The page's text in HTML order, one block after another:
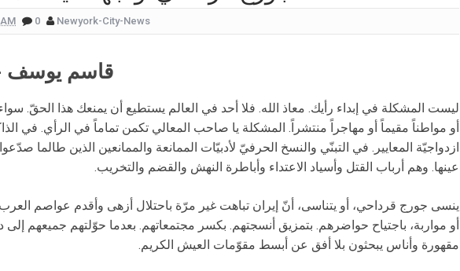
كيف علّقت هيفا وهبي على
قرار مُفاجئ.. إعلامية شهيرة تُعلن إنهاء تعاقدها مع القناة التي تعمل فيها هذا
عُثر على جثتها ملقاة أسفل جسر.. وفاة إحدى متسابقات "أميركا غوت تالنت"
بأجواء مليئة بالحب والرومانسية... ممثلان يدخلان القفص
بالقبلات... لحظات رومانسيّة بين ريم السعيدي وزوجها وسام
0 Newyork-City-News
قاسم يوسف
ليست المشكلة في إبداء رأيك. معاذ الله. فلا أحد في العالم يستطيع أن يمنعك هذا الحقّ.
أو مواطناً مقيماً أو مهاجراً منتشراً. المشكلة يا صاحب المعالي تكمن تماماً في الرأي. في
ازدواجيّة المعايير. في التبنّي والنسخ الحرفيّ لأدبيّات الممانعة والممانعين الذين طالما
عينها. وهم أرباب القتل وأسياد الاعتداء وأباطرة النهش والقضم والتخريب.
ينسى جورج قرداحي، أو يتناسى، أنّ إيران تباهت غير مرّة باحتلال أزهى وأقدم عواصم
أو مواربة، باجتياح حواضرهم. بتمزيق أنسجتهم. بكسر مجتمعاتهم. بعدما حوّلتهم جميعهم
مقهورة وأناس يبحثون بلا أفق عن أبسط مقوّمات العيش الكريم.